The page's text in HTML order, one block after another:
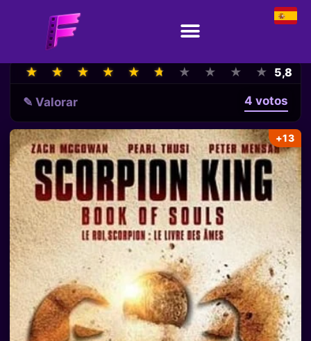
★
★ ★
★ ★
★ ★
★ ★
★ ★
★ ★
★ ★
★ ★
★ ★
★ 5,8
✎ Valorar 4 votos
+13